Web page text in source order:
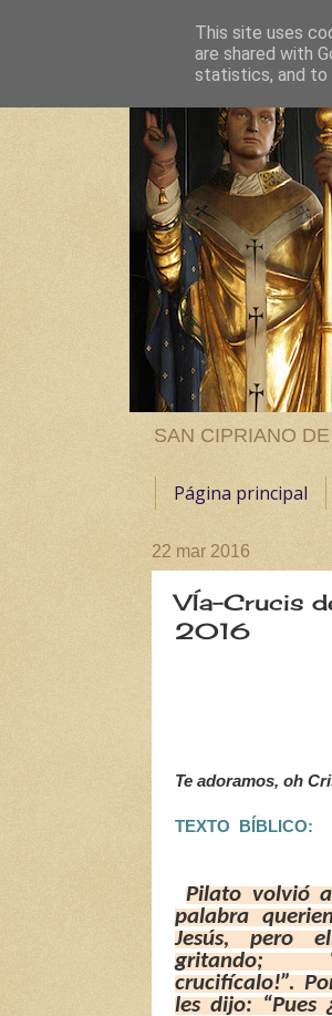
SAN CIPRIANO
Página principal
22 mar 2016
VÍa-Crucis
2016
Te adoramos, oh
TEXTO BÍBLICO:
Pilato volvió
palabra
Jesús, pero
gritando;
crucifícalo!”.
les dijo: “Pues
This site uses
are shared with
statistics, and to